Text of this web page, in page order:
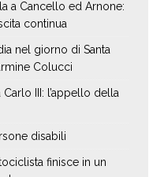
a Cancello ed Arnone:
continua
nel giorno di Santa
Colucci
III: l’appello della
disabili
finisce in un